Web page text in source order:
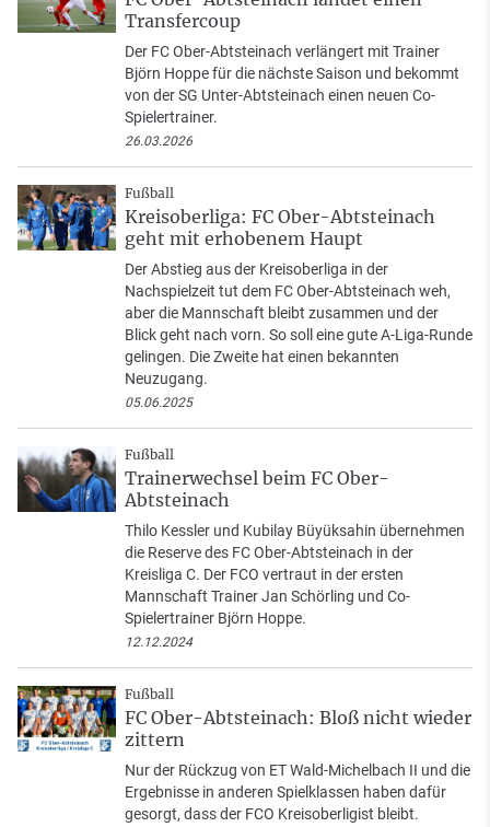
Transfercoup
Der FC Ober-Abtsteinach verlängert mit Trainer
Björn Hoppe für die nächste Saison und bekommt
von der SG Unter-Abtsteinach einen neuen Co-
Spielertrainer.
26.03.2026
Fußball
Kreisoberliga: FC Ober-Abtsteinach
geht mit erhobenem Haupt
Der Abstieg aus der Kreisoberliga in der
Nachspielzeit tut dem FC Ober-Abtsteinach weh,
aber die Mannschaft bleibt zusammen und der
Blick geht nach vorn. So soll eine gute A-Liga-Runde
gelingen. Die Zweite hat einen bekannten
Neuzugang.
05.06.2025
Fußball
Trainerwechsel beim FC Ober-
Abtsteinach
Thilo Kessler und Kubilay Büyüksahin übernehmen
die Reserve des FC Ober-Abtsteinach in der
Kreisliga C. Der FCO vertraut in der ersten
Mannschaft Trainer Jan Schörling und Co-
Spielertrainer Björn Hoppe.
12.12.2024
Fußball
FC Ober-Abtsteinach: Bloß nicht wieder
zittern
Nur der Rückzug von ET Wald-Michelbach II und die
Ergebnisse in anderen Spielklassen haben dafür
gesorgt, dass der FCO Kreisoberligist bleibt.